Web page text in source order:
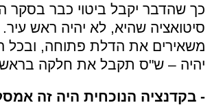
כך שהדבר יקבל ביטוי כבר בסקר
סיטואציה שהיא, לא יהיה ראש עיר.
משאירים את הדלת פתוחה, ובכל
יהיה – ש"ס תקבל את חלקה
- בקדנציה הנוכחית היה זה